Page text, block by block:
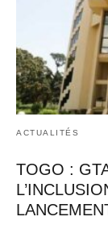
ACTUALITÉS
TOGO :